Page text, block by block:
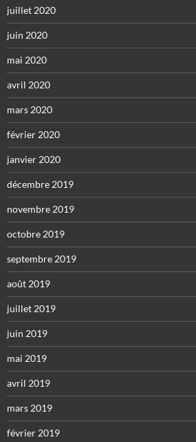
juillet 2020
juin 2020
mai 2020
avril 2020
mars 2020
février 2020
janvier 2020
décembre 2019
novembre 2019
octobre 2019
septembre 2019
août 2019
juillet 2019
juin 2019
mai 2019
avril 2019
mars 2019
février 2019